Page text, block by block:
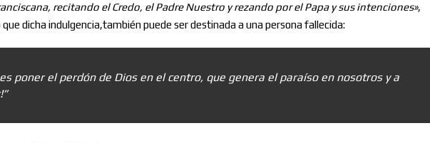
recitando el Credo, el Padre Nuestro y rezando por el Papa y sus intenciones»,
dicha indulgencia,también puede ser destinada a una persona fallecida:
poner el perdón de Dios en el centro, que genera el paraíso en nosotros y a